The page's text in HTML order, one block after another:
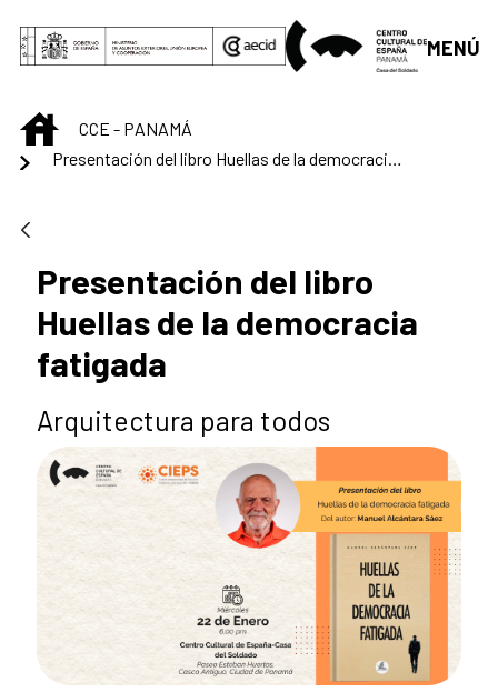
Saltar al contenido principal
MENÚ
INICIOCCE - PANAMÁ
Presentación del libro
Huellas de la democracia
fatigada
Arquitectura para todos